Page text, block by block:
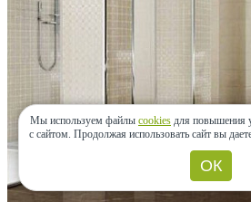
Мы используем файлы cookies для повышения
с сайтом. Продолжая использовать сайт вы
ОК